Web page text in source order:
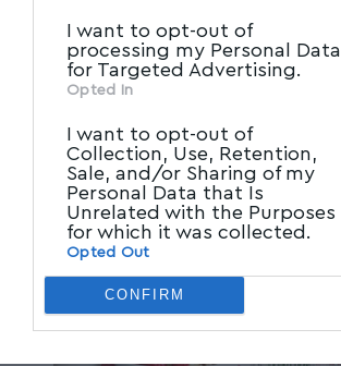
I want to opt-out of
processing my Personal Data
for Targeted Advertising.
Opted In
I want to opt-out of
Collection, Use, Retention,
Sale, and/or Sharing of my
Personal Data that Is
Unrelated with the Purposes
for which it was collected.
Opted Out
CONFIRM